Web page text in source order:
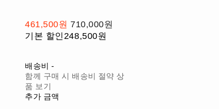
461,500원 710,000원
기본 할인248,500원
배송비-
함께 구매 시 배송비 절약 상
품 보기
추가 금액